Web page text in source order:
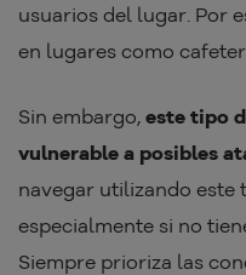
usuarios del lugar. Por
en lugares como
Sin embargo, este tipo
vulnerable a posibles
navegar utilizando este
especialmente si no
Siempre prioriza las